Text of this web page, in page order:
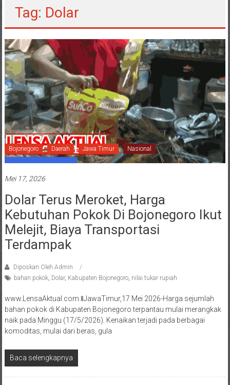
Tag: Dolar
Bojonegoro Daerah Jawa Timur Nasional
Mei 17, 2026
Dolar Terus Meroket, Harga
Kebutuhan Pokok Di Bojonegoro Ikut
Melejit, Biaya Transportasi
Terdampak
Diposkan Oleh:Admin
bahan pokok, Dolar, Kabupaten Bojonegoro, nilai tukar rupiah
www.LensaAktual.com.ǁJawaTimur,17 Mei 2026-Harga sejumlah
bahan pokok di Kabupaten Bojonegoro terpantau mulai merangkak
naik pada Minggu (17/5/2026). Kenaikan terjadi pada berbagai
komoditas, mulai dari beras, gula
Baca selengkapnya